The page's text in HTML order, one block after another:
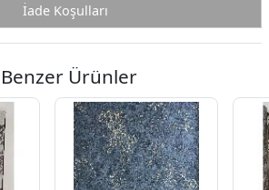
İade Koşulları
Benzer Ürünler